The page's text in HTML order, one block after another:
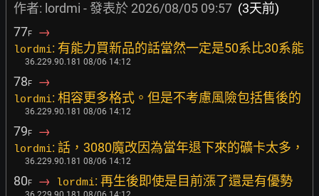
作者: lordmi - 發表於 2026/08/05 09:57 (3天前)
77F →
lordmi: 有能力買新品的話當然一定是50系比30系能
36.229.90.181 08/06 14:12
78F →
lordmi: 相容更多格式。但是不考慮風險包括售後的
36.229.90.181 08/06 14:12
79F →
lordmi: 話，3080魔改因為當年退下來的礦卡太多，
36.229.90.181 08/06 14:12
80F → lordmi: 再生後即使是目前漲了還是有優勢